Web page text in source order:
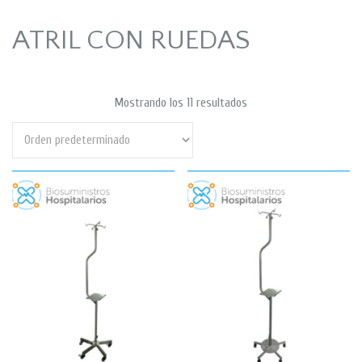
ATRIL CON RUEDAS
Mostrando los 11 resultados